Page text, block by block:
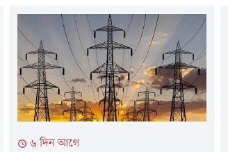
৬ দিন আগে